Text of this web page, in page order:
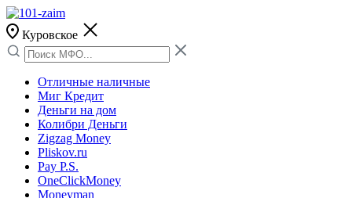
Куровское
Отличные наличные
Миг Кредит
Деньги на дом
Колибри Деньги
Zigzag Money
Pliskov.ru
Pay P.S.
OneClickMoney
Moneyman